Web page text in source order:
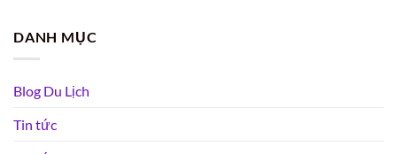
DANH MỤC
Blog Du Lịch
Tin tức